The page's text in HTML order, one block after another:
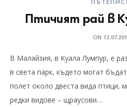
Птичият рай в
ON
В Малайзия, в Куала Лумпур, е
в света парк, където могат
полет около двеста вида птици,
редки видове – щраусови…